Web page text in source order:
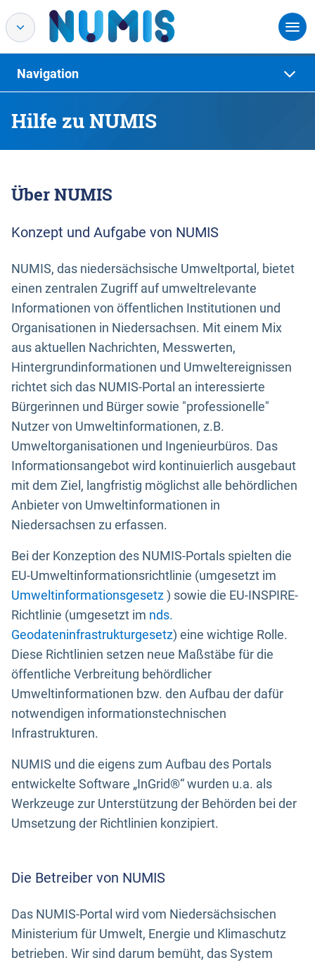
Hilfe zu NUMIS
Navigation
Über NUMIS
Konzept und Aufgabe von NUMIS
NUMIS, das niedersächsische Umweltportal, bietet
einen zentralen Zugriff auf umweltrelevante
Informationen von öffentlichen Institutionen und
Organisationen in Niedersachsen. Mit einem Mix
aus aktuellen Nachrichten, Messwerten,
Hintergrundinformationen und Umweltereignissen
richtet sich das NUMIS-Portal an interessierte
Bürgerinnen und Bürger sowie "professionelle"
Nutzer von Umweltinformationen, z.B.
Umweltorganisationen und Ingenieurbüros. Das
Informationsangebot wird kontinuierlich ausgebaut
mit dem Ziel, langfristig möglichst alle behördlichen
Anbieter von Umweltinformationen in
Niedersachsen zu erfassen.
Bei der Konzeption des NUMIS-Portals spielten die
EU-Umweltinformationsrichtlinie (umgesetzt im
Umweltinformationsgesetz) sowie die EU-INSPIRE-
Richtlinie (umgesetzt im nds.
Geodateninfrastrukturgesetz) eine wichtige Rolle.
Diese Richtlinien setzen neue Maßstäbe für die
öffentliche Verbreitung behördlicher
Umweltinformationen bzw. den Aufbau der dafür
notwendigen informationstechnischen
Infrastrukturen.
NUMIS und die eigens zum Aufbau des Portals
entwickelte Software „InGrid®“ wurden u.a. als
Werkzeuge zur Unterstützung der Behörden bei der
Umsetzung der Richtlinien konzipiert.
Die Betreiber von NUMIS
Das NUMIS-Portal wird vom Niedersächsischen
Ministerium für Umwelt, Energie und Klimaschutz
betrieben. Wir sind darum bemüht, das System